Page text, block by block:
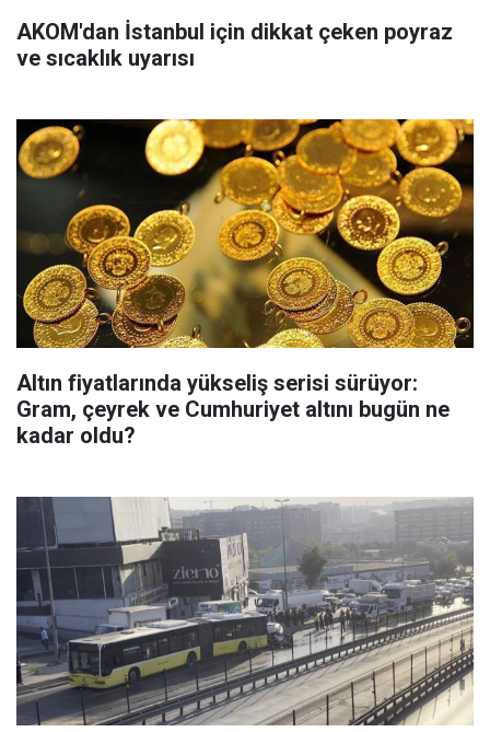
AKOM'dan İstanbul için dikkat çeken poyraz
ve sıcaklık uyarısı
Altın fiyatlarında yükseliş serisi sürüyor:
Gram, çeyrek ve Cumhuriyet altını bugün ne
kadar oldu?